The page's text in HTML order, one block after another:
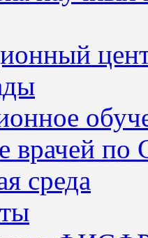
врачей по
среда